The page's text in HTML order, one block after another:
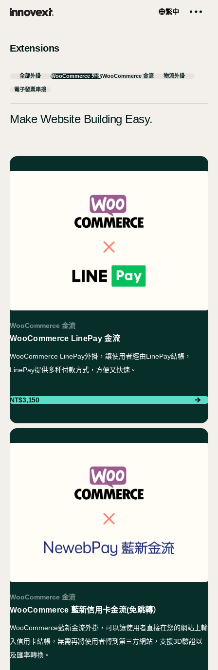
Works
會員中心
開始專案
繁中
Extensions
全部外掛 WooCommerce 外掛WooCommerce 金流 物流外掛
電子發票串接
Make Website Building Easy.
WooCommerce 金流
WooCommerce LinePay 金流
WooCommerce LinePay外掛，讓使用者經由LinePay結帳，
LinePay提供多種付款方式，方便又快速。
NT$3,150
WooCommerce 金流
WooCommerce 藍新信用卡金流(免跳轉）
WooCommerce藍新金流外掛，可以讓使用者直接在您的網站上輸
入信用卡結帳，無需再將使用者轉到第三方網站，支援3D驗證以
及匯率轉換。